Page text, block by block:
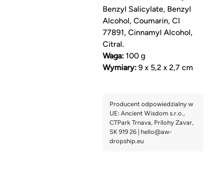
Benzyl Salicylate, Benzyl
Alcohol, Coumarin, CI
77891, Cinnamyl Alcohol,
Citral.
Waga:100 g
Wymiary:9 x 5,2 x 2,7 cm